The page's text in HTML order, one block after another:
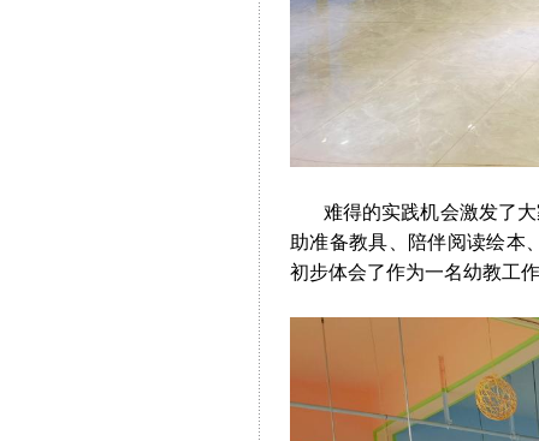
难得的实践机会激发了大
助准备教具、陪伴阅读绘
初步体会了作为一名幼教工